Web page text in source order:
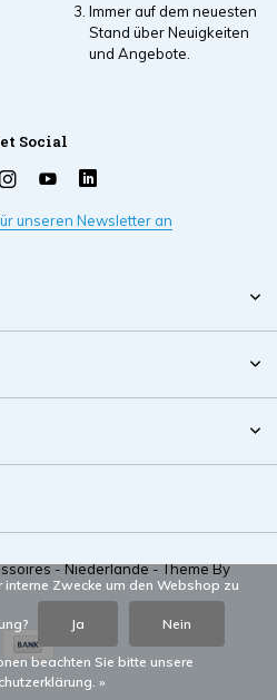
Immer auf dem neuesten
Stand über Neuigkeiten
und Angebote.
Social
unseren Newsletter an
- Niederlande - Theme By
Zwecke um den Webshop zu
Ja Nein
beachten Sie bitte unsere
»